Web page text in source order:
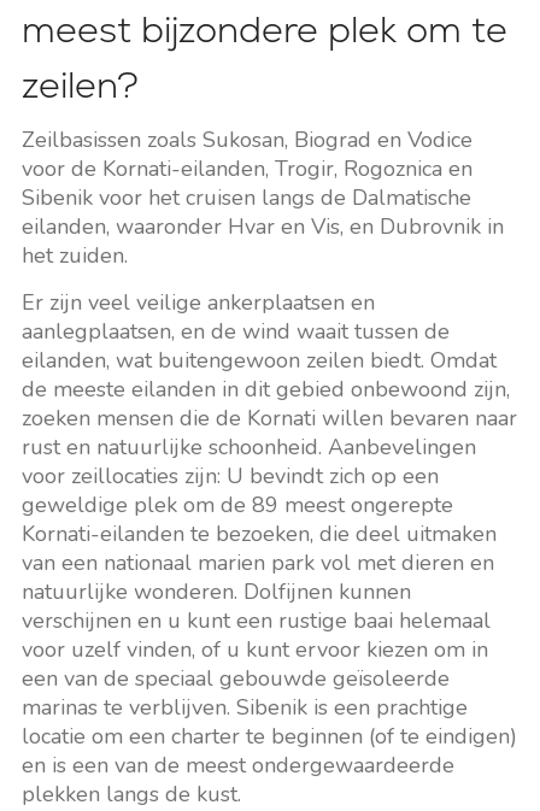
meest bijzondere plek om te
zeilen?
Zeilbasissen zoals Sukosan, Biograd en Vodice
voor de Kornati-eilanden, Trogir, Rogoznica en
Sibenik voor het cruisen langs de Dalmatische
eilanden, waaronder Hvar en Vis, en Dubrovnik in
het zuiden.
Er zijn veel veilige ankerplaatsen en
aanlegplaatsen, en de wind waait tussen de
eilanden, wat buitengewoon zeilen biedt. Omdat
de meeste eilanden in dit gebied onbewoond zijn,
zoeken mensen die de Kornati willen bevaren naar
rust en natuurlijke schoonheid. Aanbevelingen
voor zeillocaties zijn: U bevindt zich op een
geweldige plek om de 89 meest ongerepte
Kornati-eilanden te bezoeken, die deel uitmaken
van een nationaal marien park vol met dieren en
natuurlijke wonderen. Dolfijnen kunnen
verschijnen en u kunt een rustige baai helemaal
voor uzelf vinden, of u kunt ervoor kiezen om in
een van de speciaal gebouwde geïsoleerde
marinas te verblijven. Sibenik is een prachtige
locatie om een charter te beginnen (of te eindigen)
en is een van de meest ondergewaardeerde
plekken langs de kust.